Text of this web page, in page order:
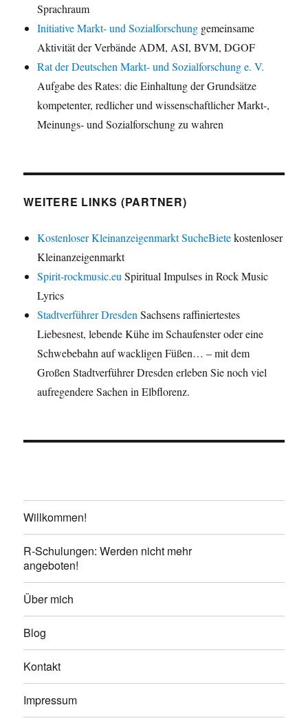
Sprachraum
Initiative Markt- und Sozialforschung gemeinsame
Aktivität der Verbände ADM, ASI, BVM, DGOF
Rat der Deutschen Markt- und Sozialforschung e. V.
Aufgabe des Rates: die Einhaltung der Grundsätze
kompetenter, redlicher und wissenschaftlicher Markt-,
Meinungs- und Sozialforschung zu wahren
WEITERE LINKS (PARTNER)
Kostenloser Kleinanzeigenmarkt SucheBietekostenloser
Kleinanzeigenmarkt
Spirit-rockmusic.eu Spiritual Impulses in Rock Music
Lyrics
Stadtverführer Dresden Sachsens raffiniertestes
Liebesnest, lebende Kühe im Schaufenster oder eine
Schwebebahn auf wackligen Füßen… – mit dem
Großen Stadtverführer Dresden erleben Sie noch viel
aufregendere Sachen in Elbflorenz.
Willkommen!
R-Schulungen: Werden nicht mehr
angeboten!
Über mich
Blog
Kontakt
Impressum